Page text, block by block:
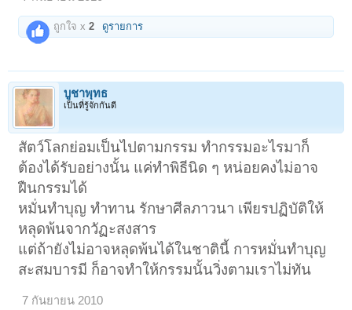
ถูกใจ x2 ดูรายการ
บูชาพุทธ
เป็นที่รู้จักกันดี
สัตว์โลกย่อมเป็นไปตามกรรม ทำกรรมอะไรมาก็
ต้องได้รับอย่างนั้น แค่ทำพิธีนิด ๆ หน่อยคงไม่อาจ
ฝืนกรรมได้
หมั่นทำบุญ ทำทาน รักษาศีลภาวนา เพียรปฏิบัติให้
หลุดพ้นจากวัฏะสงสาร
แต่ถ้ายังไม่อาจหลุดพ้นได้ในชาตินี้ การหมั่นทำบุญ
สะสมบารมี ก็อาจทำให้กรรมนั้นวิ่งตามเราไม่ทัน
7 กันยายน 2010